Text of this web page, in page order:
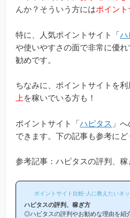
んか？そういう方にはポイント
特に、人気ポイントサイト「 ハ
や使いやすさの面で非常に優れ
勧めです。
ちなみに、ポイントサイトを利
上 を稼いでいる方も！
ポイントサイト「 ハピタス 」
できます。下の記事も参考にど
参考記事：ハピタスの評判、稼
ポイントサイト比較-人に教えたいネ
ハピタスの評判、稼ぎ方
◎ハピタスの評判やお勧めな理由を紹